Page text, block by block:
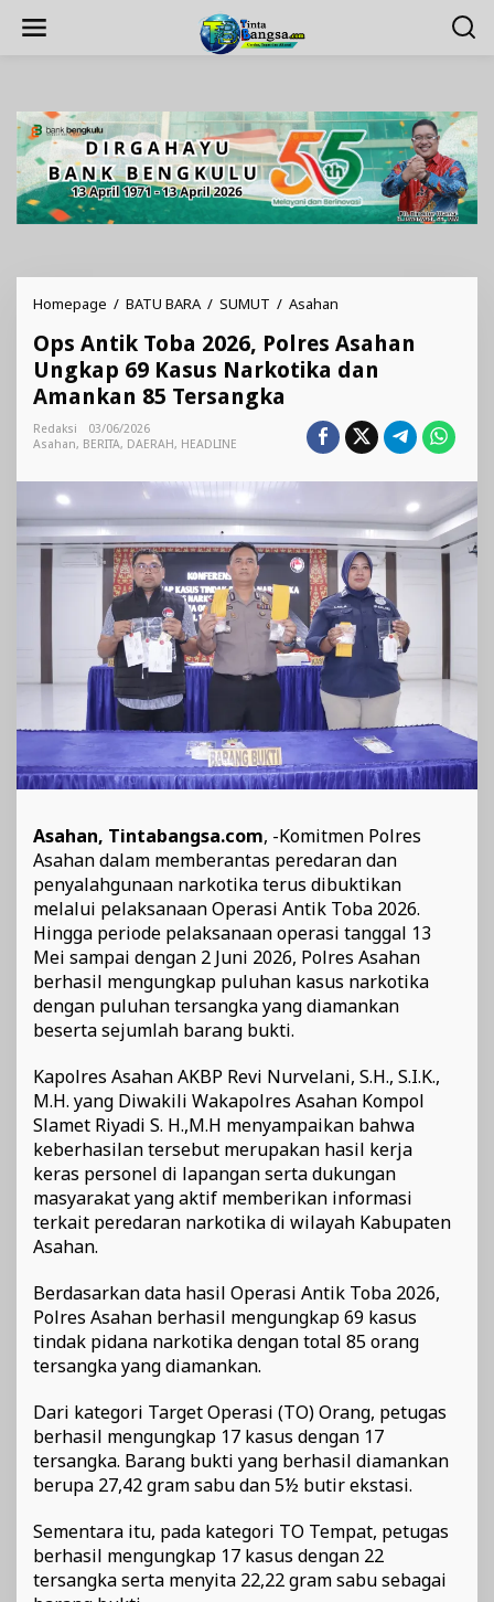
Homepage / BATU BARA / SUMUT / Asahan
Toba
2026,
Polres
Ungkap
69
Narkotika
Amankan
85
Tersangka
Ops Antik Toba 2026, Polres Asahan
Ungkap 69 Kasus Narkotika dan
Amankan 85 Tersangka
Redaksi
03/06/2026
Asahan, BERITA, DAERAH, HEADLINE
Asahan, Tintabangsa.com, -Komitmen Polres
Asahan dalam memberantas peredaran dan
penyalahgunaan narkotika terus dibuktikan
melalui pelaksanaan Operasi Antik Toba 2026.
Hingga periode pelaksanaan operasi tanggal 13
Mei sampai dengan 2 Juni 2026, Polres Asahan
berhasil mengungkap puluhan kasus narkotika
dengan puluhan tersangka yang diamankan
beserta sejumlah barang bukti.
Kapolres Asahan AKBP Revi Nurvelani, S.H., S.I.K.,
M.H. yang Diwakili Wakapolres Asahan Kompol
Slamet Riyadi S. H.,M.H menyampaikan bahwa
keberhasilan tersebut merupakan hasil kerja
keras personel di lapangan serta dukungan
masyarakat yang aktif memberikan informasi
terkait peredaran narkotika di wilayah Kabupaten
Asahan.
Berdasarkan data hasil Operasi Antik Toba 2026,
Polres Asahan berhasil mengungkap 69 kasus
tindak pidana narkotika dengan total 85 orang
tersangka yang diamankan.
Dari kategori Target Operasi (TO) Orang, petugas
berhasil mengungkap 17 kasus dengan 17
tersangka. Barang bukti yang berhasil diamankan
berupa 27,42 gram sabu dan 5½ butir ekstasi.
Sementara itu, pada kategori TO Tempat, petugas
berhasil mengungkap 17 kasus dengan 22
tersangka serta menyita 22,22 gram sabu sebagai